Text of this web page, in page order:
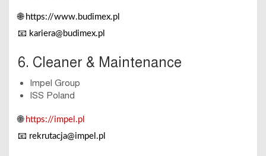
🌐 https://www.budimex.pl
📧 kariera@budimex.pl
6. Cleaner & Maintenance
Impel Group
ISS Poland
🌐 https://impel.pl
📧 rekrutacja@impel.pl